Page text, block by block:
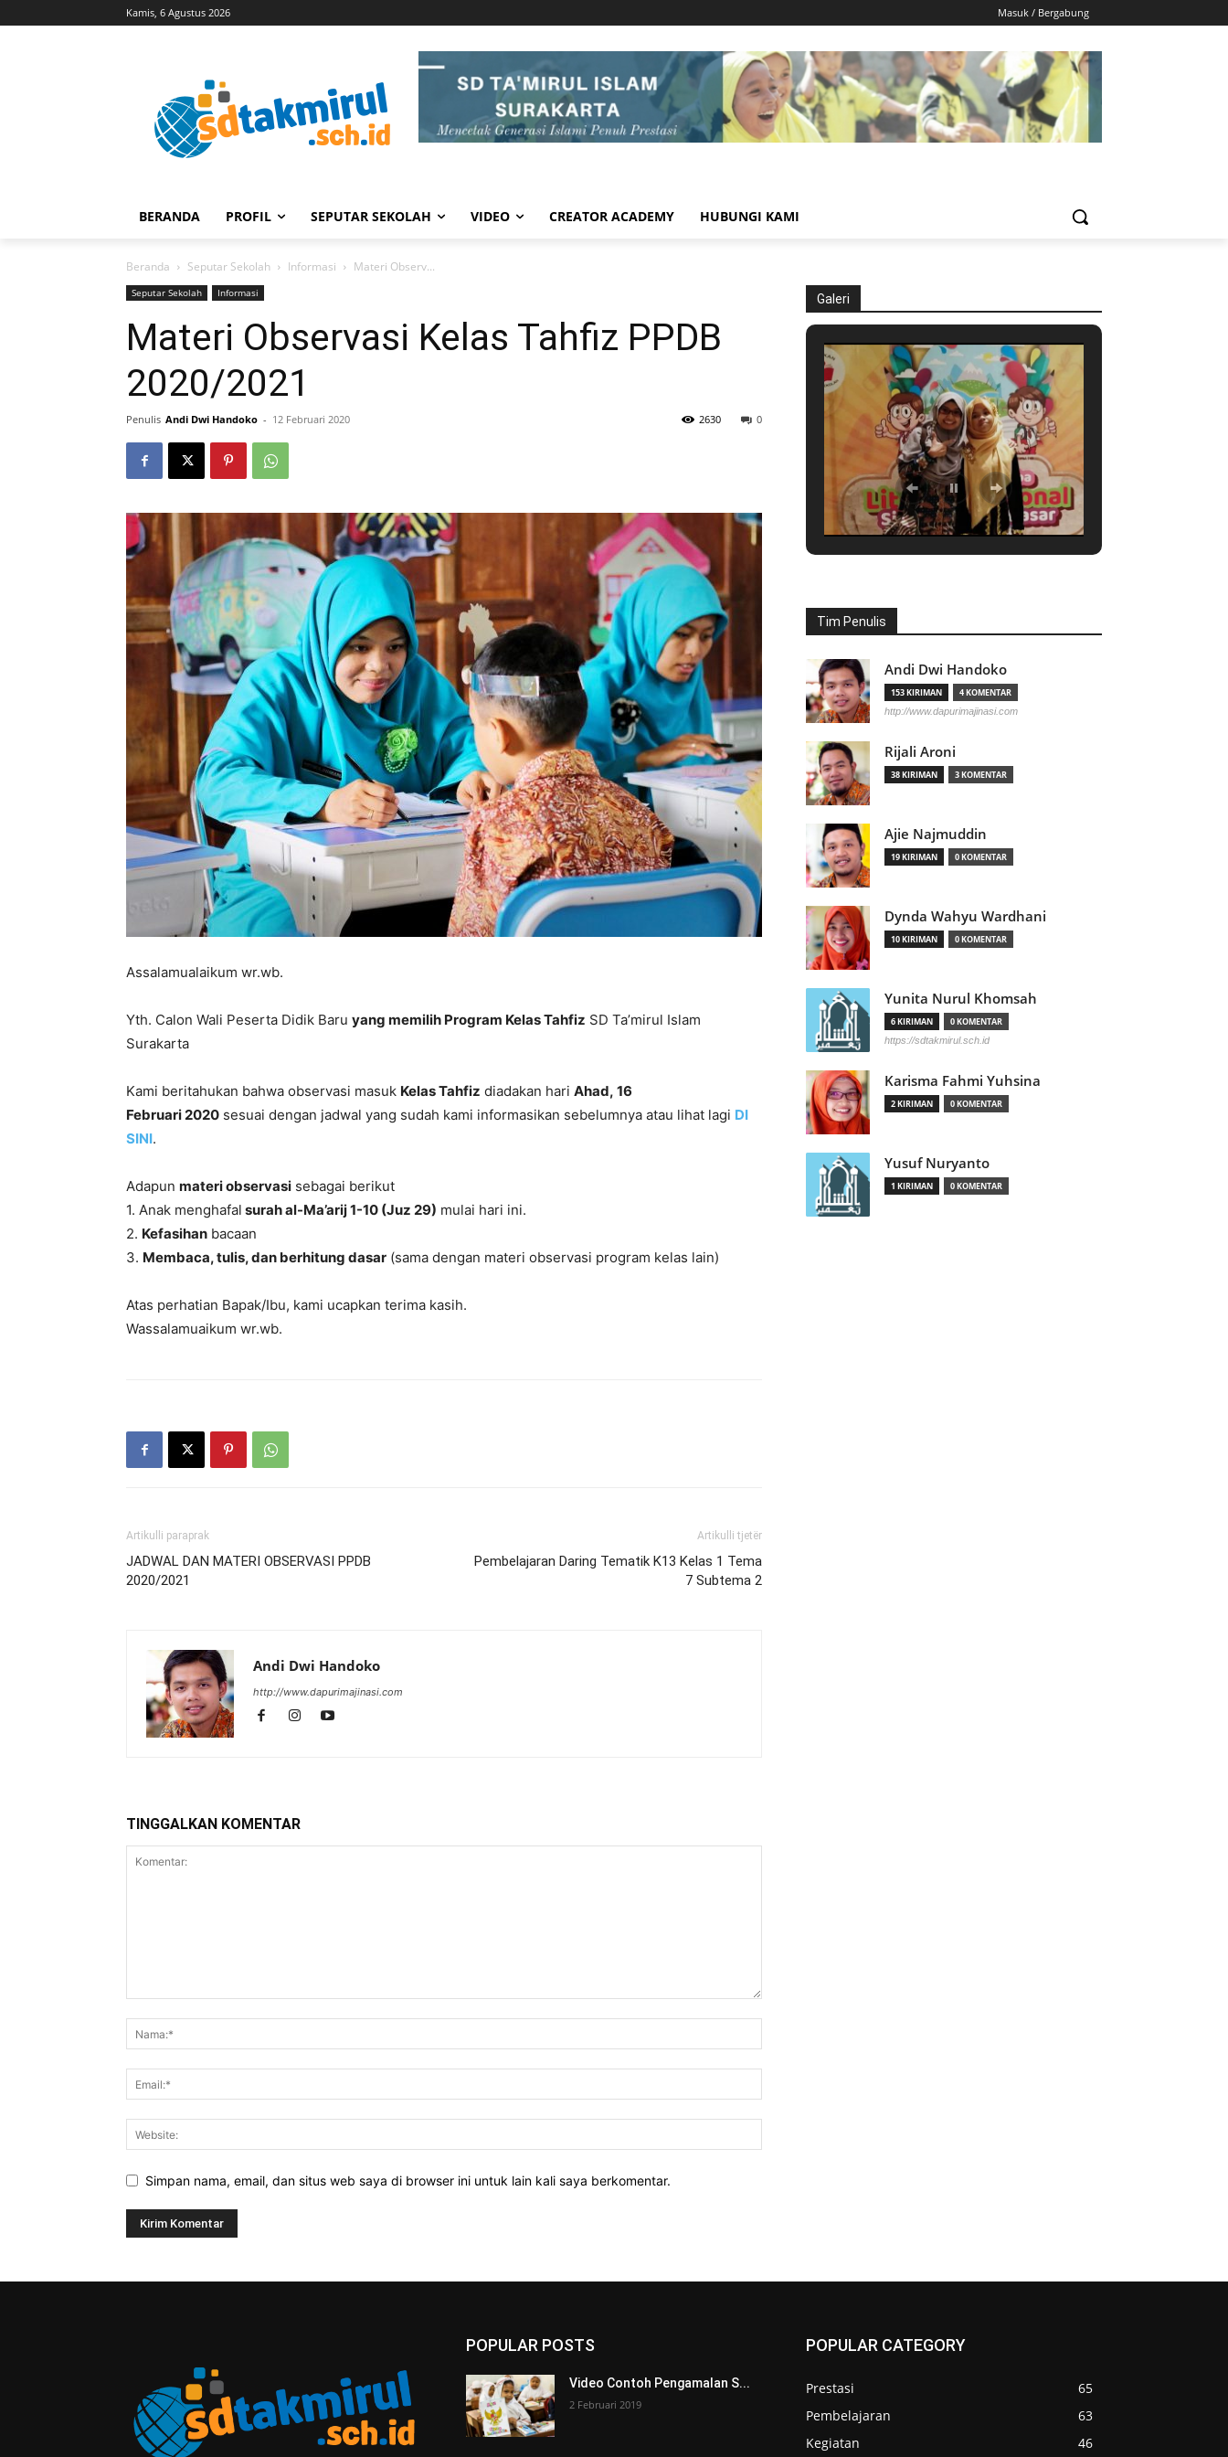
Kamis, 6 Agustus 2026 Masuk / Bergabung
BERANDA PROFIL SEPUTAR SEKOLAH VIDEO CREATOR ACADEMY HUBUNGI KAMI
Beranda Seputar Sekolah Informasi Materi Observ...
Seputar Sekolah Informasi
Materi Observasi Kelas Tahfiz PPDB
2020/2021
Penulis Andi Dwi Handoko - 12 Februari 2020 0
2630
Assalamualaikum wr.wb.
Yth. Calon Wali Peserta Didik Baru yang memilih Program Kelas Tahfiz SD Ta’mirul Islam
Surakarta
Kami beritahukan bahwa observasi masuk Kelas Tahfiz diadakan hari Ahad, 16
Februari 2020 sesuai dengan jadwal yang sudah kami informasikan sebelumnya atau lihat lagi DI
SINI.
Adapun materi observasi sebagai berikut
1. Anak menghafal surah al-Ma’arij 1-10 (Juz 29) mulai hari ini.
2. Kefasihan bacaan
3. Membaca, tulis, dan berhitung dasar (sama dengan materi observasi program kelas lain)
Atas perhatian Bapak/Ibu, kami ucapkan terima kasih.
Wassalamuaikum wr.wb.
Artikulli paraprak
JADWAL DAN MATERI OBSERVASI PPDB
2020/2021
Artikulli tjetër
Pembelajaran Daring Tematik K13 Kelas 1 Tema
7 Subtema 2
Andi Dwi Handoko
http://www.dapurimajinasi.com
TINGGALKAN KOMENTAR
Simpan nama, email, dan situs web saya di browser ini untuk lain kali saya berkomentar.
Galeri
Tim Penulis
Andi Dwi Handoko
153 KIRIMAN 4 KOMENTAR
http://www.dapurimajinasi.com
Rijali Aroni
38 KIRIMAN 3 KOMENTAR
Ajie Najmuddin
19 KIRIMAN 0 KOMENTAR
Dynda Wahyu Wardhani
10 KIRIMAN 0 KOMENTAR
Yunita Nurul Khomsah
6 KIRIMAN 0 KOMENTAR
https://sdtakmirul.sch.id
Karisma Fahmi Yuhsina
2 KIRIMAN 0 KOMENTAR
Yusuf Nuryanto
1 KIRIMAN 0 KOMENTAR
POPULAR POSTS
Video Contoh Pengamalan S...
2 Februari 2019
POPULAR CATEGORY
Prestasi
65
Pembelajaran
63
Kegiatan
46